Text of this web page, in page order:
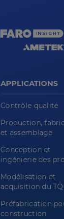
APPLICATIONS
Contrôle qualité
Production,
et assemblage
Conception et
ingénierie des
Modélisation et
acquisition du
Préfabrication
construction